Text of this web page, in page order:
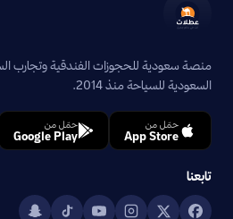
منصة سعودية للحجوزات الفندقية وتجارب
السعودية للسياحة منذ 2014.
حمّل من
App Store
حمّل من
Google Play
تابعنا